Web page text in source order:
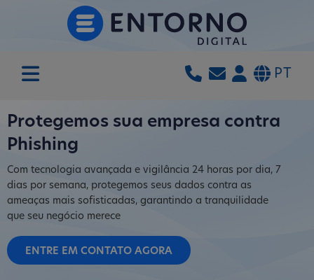
PT
Protegemos sua empresa contra
Phishing
Com tecnologia avançada e vigilância 24 horas por dia, 7
dias por semana, protegemos seus dados contra as
ameaças mais sofisticadas, garantindo a tranquilidade
que seu negócio merece
ENTRE EM CONTATO AGORA